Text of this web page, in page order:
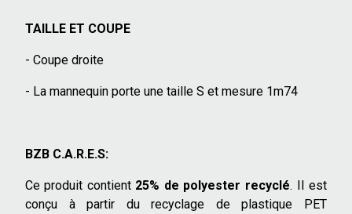
TAILLE ET COUPE
- Coupe droite
- La mannequin porte une taille S et mesure 1m74
BZB C.A.R.E.S:
Ce produit contient 25% de polyester recyclé. Il est
conçu à partir du recyclage de plastique PET